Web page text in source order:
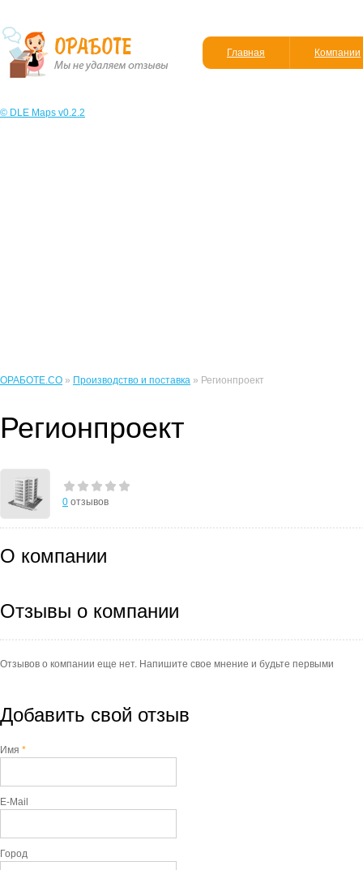
Главная Компании
© DLE Maps v0.2.2
ОРАБОТЕ.CO » Производство и поставка » Регионпроект
Регионпроект
0 отзывов
О компании
Отзывы о компании
Отзывов о компании еще нет. Напишите свое мнение и будьте первыми
Добавить свой отзыв
Имя *
E-Mail
Город